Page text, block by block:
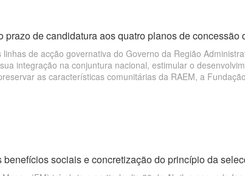
prazo de candidatura aos quatro planos de
linhas de acção governativa do Governo da Região
integração na conjuntura nacional, estimular o
as características comunitárias da RAEM, a
de concessão de apoio financeiro, nomeadamente, para
“intercâmbios” e “actividades comunitárias”, no
benefícios sociais e concretização do princípio da